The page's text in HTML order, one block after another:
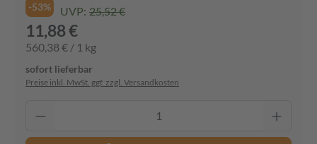
-53% UVP: 25,52 €
11,88 €
560,38 € / 1 kg
sofort lieferbar
Preise inkl. MwSt. ggf. zzgl. Versandkosten